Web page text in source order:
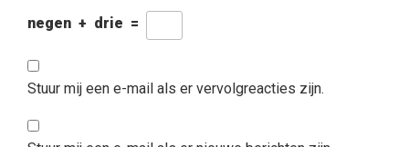
negen + drie =
Stuur mij een e-mail als er vervolgreacties zijn.